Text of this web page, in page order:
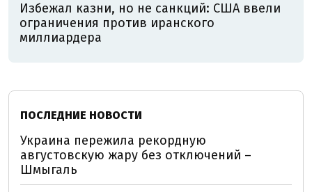
Избежал казни, но не санкций: США ввели
ограничения против иранского
миллиардера
ПОСЛЕДНИЕ НОВОСТИ
Украина пережила рекордную
августовскую жару без отключений –
Шмыгаль